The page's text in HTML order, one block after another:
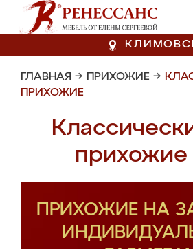
ГЛАВНАЯ → ПРИХОЖИЕ →
ПРИХОЖИЕ
прихожие
ПРИХОЖИЕ НА